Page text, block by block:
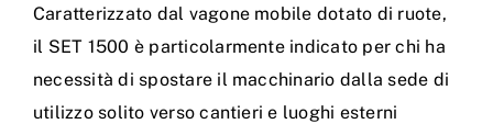
Caratterizzato dal vagone mobile dotato di ruote,
il SET 1500 è particolarmente indicato per chi ha
necessità di spostare il macchinario dalla sede di
utilizzo solito verso cantieri e luoghi esterni